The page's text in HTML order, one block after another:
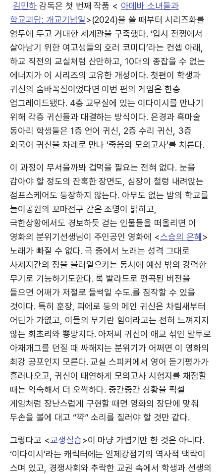
김민하감독은 첫 번째 작품 < 아메바 소녀들과
학교괴담: 개교기념일>(2024)을 쓸 때부터 시리즈화를
염두에 두고 거대한 세계관을 구축했다. ‘입시 전쟁에서
살아남기 위한 여고생들의 호러 코미디’라는 컨셉 아래,
하교 직전의 교실처럼 산만하고, 10대의 종잡을 수 없는
에너지가 이 시리즈의 고유한 개성이다. 첫편이 학생과
귀신의 숨바꼭질이었다면 이번 편의 게임은 한층
업그레이드됐다. 4층 교무실에 있는 이다이시를 만나기
위해 각층 귀신들과 대결하는 방식이다. 은경과 흑마술
동아리 학생들은 1층 언어 귀신, 2층 수리 귀신, 3층
외국어 귀신을 차례로 만나 ‘죽음의 모의고사’를 치른다.
이 과정이 무서울까봐 겁먹을 필요는 전혀 없다. 눈을
감아야 할 정도의 잔혹한 장면도, 심장이 철렁 내려앉는
점프스케어도 등장하지 않는다. 아무도 없는 밤의 학교를
놀이공원의 꼬마전구 같은 조명이 밝히고,
극한상황에서도 경보하듯 걷는 인물들을 떠올리면 이
영화의 분위기선생님이 주인공인 영화에 <스승의 은혜 >
노래가 빠질 수 없다. 극 중에서 노래는 성격 그대로
사제지간의 정을 불러일으키는 동시에 예상 밖의 강력한
무기로 기능하기도한다. 록 발라드로 편곡된 버전을
들으면 어깨가 저절로 들썩일 수도.를 짐작할 수 있을
것이다. 특히 훈장, 피에로 등의 메인 귀신은 차림새부터
어딘가 가엾고, 이들의 무기란 힘이라고는 전혀 느껴지지
않는 회초리와 뿅망치다. 아저씨 귀신이 애교 섞인 말투로
아재개그를 던질 때 싸해지는 분위기가 어쩌면 이 영화의
최강 공포인지 모른다. 교실 스피커에서 영어 듣기평가가
흘러나오고, 귀신이 태연하게 모의고사 시험지를 채점할
때는 익숙해서 더 오싹하다. 중간중간 상황을 픽셀
게임처럼 장난스럽게 구현할 때면 영화의 장단에 맞춰
두손을 볼에 대고 “꺅” 소리를 질러야 할 것만 같다.
그렇다고 <교생실습>이 마냥 가볍기만 한 것은 아니다.
‘이다이시’라는 캐릭터에는 일제강점기의 역사적 맥락이
스며 있고, 경쟁사회와 추락한 교권 속에서 학생과 선생의